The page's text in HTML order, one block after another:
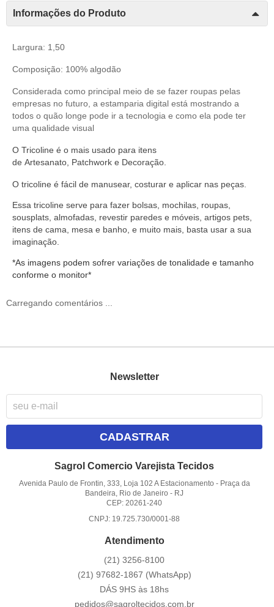
Informações do Produto
Largura: 1,50
Composição: 100% algodão
Considerada como principal meio de se fazer roupas pelas
empresas no futuro, a estamparia digital está mostrando a
todos o quão longe pode ir a tecnologia e como ela pode ter
uma qualidade visual
O Tricoline é o mais usado para itens
de Artesanato Patchwork e Decoração
O tricoline é fácil de manusear, costurar e aplicar nas peças.
Essa tricoline serve para fazer bolsas, mochilas, roupas,
sousplats, almofadas, revestir paredes e móveis, artigos pets,
itens de cama, mesa e banho, e muito mais, basta usar a sua
imaginação.
*As imagens podem sofrer variações de tonalidade e tamanho
conforme o monitor*
Carregando comentários ...
Newsletter
CADASTRAR
Sagrol Comercio Varejista Tecidos
Avenida Paulo de Frontin, 333, Loja 102 A Estacionamento - Praça da
Bandeira, Rio de Janeiro - RJ
CEP: 20261-240
CNPJ: 19.725.730/0001-88
Atendimento
(21) 3256-8100
(21) 97682-1867 (WhatsApp)
DÁS 9HS às 18hs
pedidos@sagroltecidos.com.br